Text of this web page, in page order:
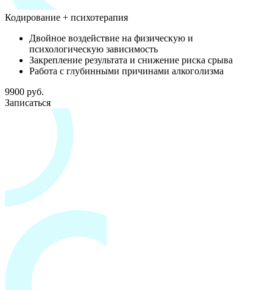
Кодирование + психотерапия
Двойное воздействие на физическую и
психологическую зависимость
Закрепление результата и снижение риска срыва
Работа с глубинными причинами алкоголизма
9900 руб.
Записаться